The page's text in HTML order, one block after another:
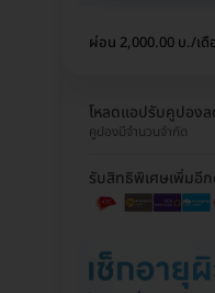
ผ่อน 2,000.00 บ./เดื
โหลดแอปรับคูปอง
คูปองมีจำนวนจำกัด
รับสิทธิพิเศษเพิ่มอี